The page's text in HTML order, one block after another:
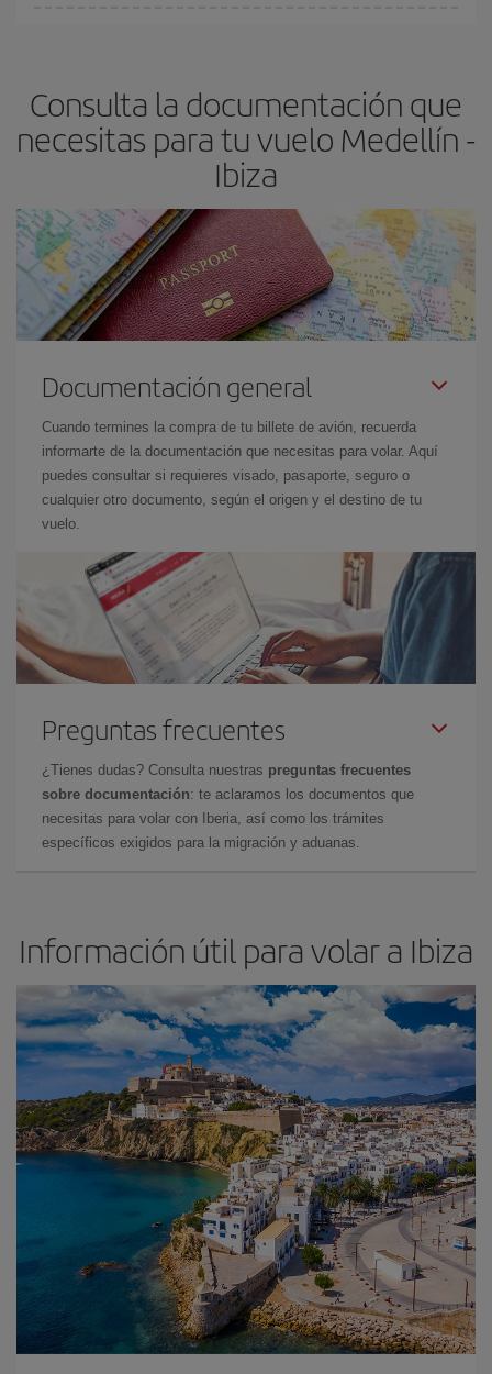
avión más baratos te saldrán. Además, si buscas los vuelos con
las fechas y los horarios del viaje un poco abiertos, podráselegir
el precio más barato.
Consulta la documentación que
necesitas para tu vuelo Medellín -
Ibiza
Documentación general
Cuando termines la compra de tu billete de avión, recuerda
informarte de la documentación que necesitas para volar. Aquí
puedes consultar si requieres visado, pasaporte, seguro o
cualquier otro documento, según el origen y el destino de tu
vuelo.
Preguntas frecuentes
¿Tienes dudas? Consulta nuestras preguntas frecuentes
sobre documentación: te aclaramos los documentos que
necesitas para volar con Iberia, así como los trámites
específicos exigidos para la migración y aduanas.
Información útil para volar a Ibiza